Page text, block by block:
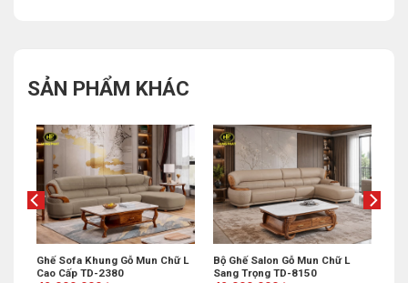
SẢN PHẨM KHÁC
Ghế Sofa Khung Gỗ Mun Chữ L
Cao Cấp TD-2380
Bộ Ghế Salon Gỗ Mun Chữ L
Sang Trọng TD-8150